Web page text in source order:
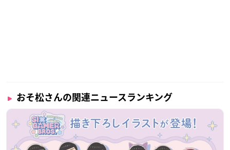
おそ松さんの関連ニュースランキング